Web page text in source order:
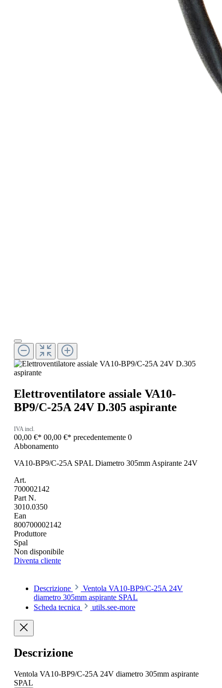
Elettroventilatore assiale VA10-
BP9/C-25A 24V D.305 aspirante
IVA incl.
00,00 €* 00,00 €* precedentemente 0
Abbonamento
VA10-BP9/C-25A SPAL Diametro 305mm Aspirante 24V
Art.
700002142
Part N.
3010.0350
Ean
800700002142
Produttore
Spal
Non disponibile
Diventa cliente
Descrizione
Ventola VA10-BP9/C-25A 24V
diametro 305mm aspirante SPAL
Scheda tecnica
utils.see-more
Descrizione
Ventola VA10-BP9/C-25A 24V diametro 305mm aspirante
SPAL